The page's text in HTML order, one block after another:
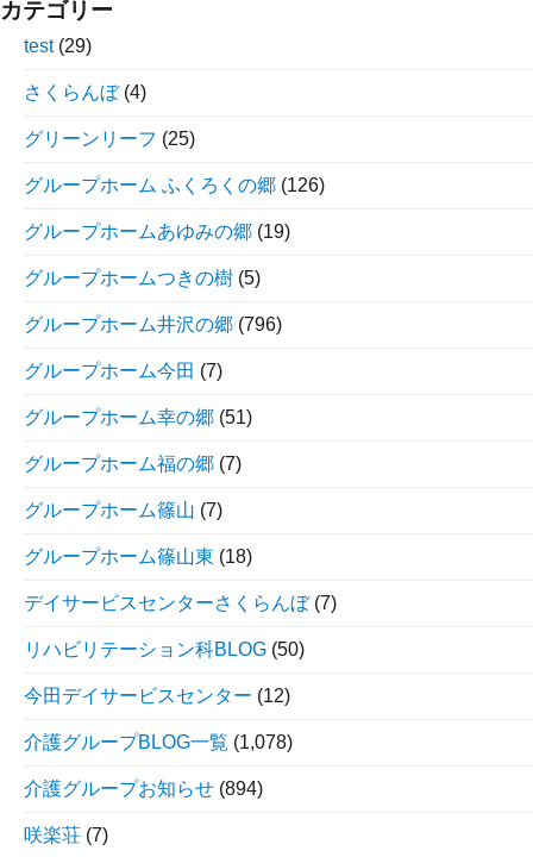
カテゴリー
test(29)
さくらんぼ(4)
グリーンリーフ (25)
グループホーム ふくろくの郷 (126)
グループホームあゆみの郷 (19)
グループホームつきの樹 (5)
グループホーム井沢の郷 (796)
グループホーム今田 (7)
グループホーム幸の郷 (51)
グループホーム福の郷 (7)
グループホーム篠山 (7)
グループホーム篠山東 (18)
デイサービスセンターさくらんぼ(7)
リハビリテーション科BLOG (50)
今田デイサービスセンター (12)
介護グループBLOG一覧 (1,078)
介護グループお知らせ (894)
咲楽荘 (7)